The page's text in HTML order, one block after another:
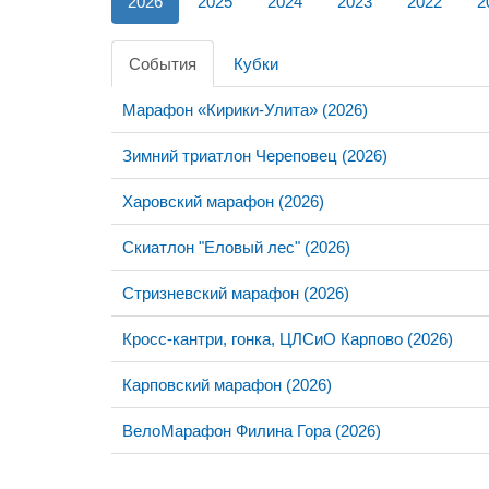
События Кубки
Марафон «Кирики-Улита» (2026)
Зимний триатлон Череповец (2026)
Харовский марафон (2026)
Скиатлон "Еловый лес" (2026)
Стризневский марафон (2026)
Кросс-кантри, гонка, ЦЛСиО Карпово (2026)
Карповский марафон (2026)
ВелоМарафон Филина Гора (2026)